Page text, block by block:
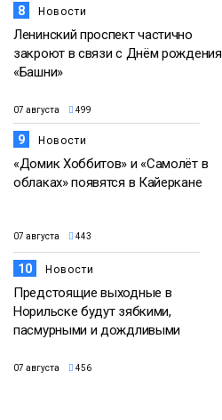
8 Новости
Ленинский проспект частично
закроют в связи с Днём рождения
«Башни»
07 августа 499
9 Новости
«Домик Хоббитов» и «Самолёт в
облаках» появятся в Кайеркане
07 августа 443
10 Новости
Предстоящие выходные в
Норильске будут зябкими,
пасмурными и дождливыми
07 августа 456